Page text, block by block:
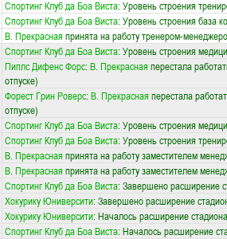
Спортинг Клуб да Боа Виста: Уровень строения
Спортинг Клуб да Боа Виста: Уровень строения база
В. Прекрасная принята на работу тренером-
Спортинг Клуб да Боа Виста: Уровень строения
Пиплс Дифенс Форс: В. Прекрасная перестала
отпуске)
Форест Грин Роверс: В. Прекрасная перестала
отпуске)
Спортинг Клуб да Боа Виста: Уровень строения
Спортинг Клуб да Боа Виста: Уровень строения
В. Прекрасная принята на работу заместителем
В. Прекрасная принята на работу заместителем
Спортинг Клуб да Боа Виста: Завершено расширение
Хокурику Юниверсити: Завершено расширение
Хокурику Юниверсити: Началось расширение
Спортинг Клуб да Боа Виста: Началось расширение